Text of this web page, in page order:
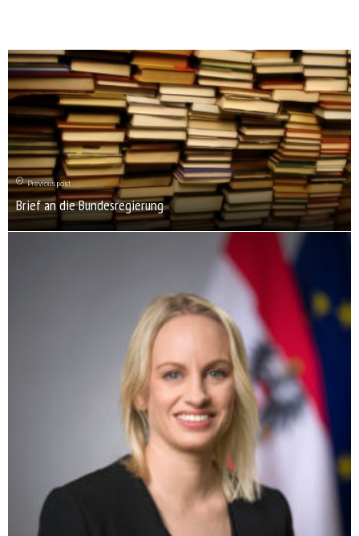
Previous post
Brief an die Bundesregierung